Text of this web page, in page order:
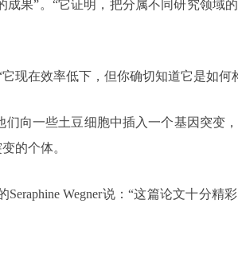
果”。“它证明，把分属不同研究领域
现在效率低下，但你确切知道它是如何
向一些土豆细胞中插入一个基因突变
的个体。
Wegner说：“这篇论文十分精